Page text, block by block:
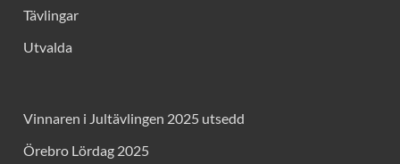
Tävlingar
Utvalda
Vinnaren i Jultävlingen 2025 utsedd
Örebro Lördag 2025